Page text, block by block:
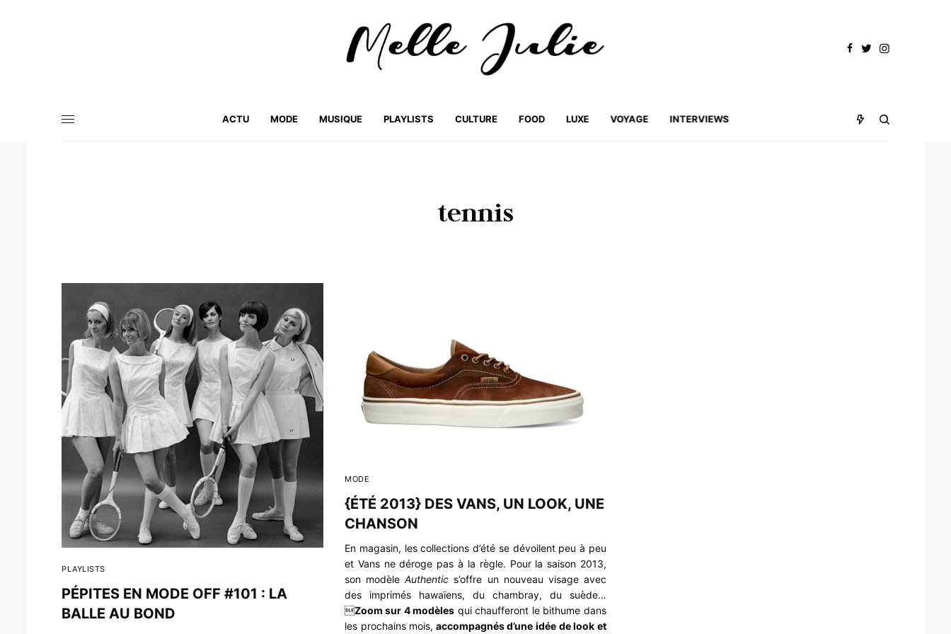
ACTU MODE MUSIQUE PLAYLISTS CULTURE FOOD LUXE VOYAGE INTERVIEWS
tennis
PLAYLISTS
PÉPITES EN MODE OFF #101 : LA
BALLE AU BOND
MODE
{ÉTÉ 2013} DES VANS, UN LOOK, UNE
CHANSON
En magasin, les collections d’été se dévoilent peu à peu
et Vans ne déroge pas à la règle. Pour la saison 2013,
son modèleAuthentic s’offre un nouveau visage avec
des imprimés hawaïens, du chambray, du suède…
Zoom sur 4 modèles qui chaufferont le bithume dans
les prochains mois, accompagnés d’une idée de look et